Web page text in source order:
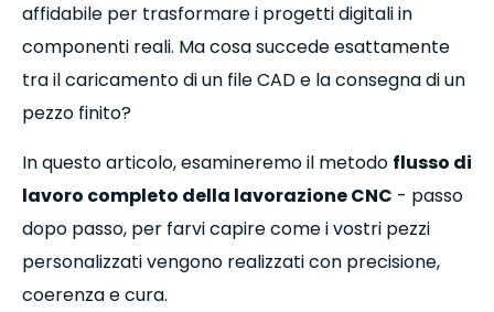
affidabile per trasformare i progetti digitali in
componenti reali. Ma cosa succede esattamente
tra il caricamento di un file CAD e la consegna di un
pezzo finito?
In questo articolo, esamineremo il metodo flusso di
lavoro completo della lavorazione CNC - passo
dopo passo, per farvi capire come i vostri pezzi
personalizzati vengono realizzati con precisione,
coerenza e cura.